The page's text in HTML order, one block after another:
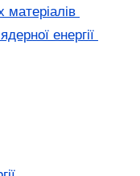
матеріалів
енергії